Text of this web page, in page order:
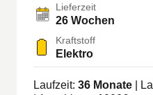
Lieferzeit
26 Wochen
Kraftstoff
Elektro
Laufzeit: 36 Monate |